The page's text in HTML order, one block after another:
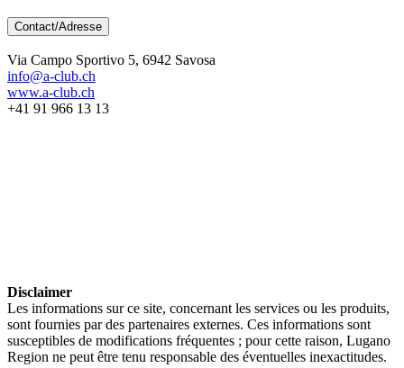
Contact/Adresse
Via Campo Sportivo 5, 6942 Savosa
info@a-club.ch
www.a-club.ch
+41 91 966 13 13
Disclaimer
Les informations sur ce site, concernant les services ou les produits,
sont fournies par des partenaires externes. Ces informations sont
susceptibles de modifications fréquentes ; pour cette raison, Lugano
Region ne peut être tenu responsable des éventuelles inexactitudes.